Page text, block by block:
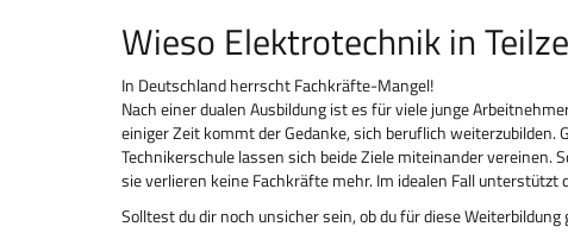
Wieso Elektrotechnik in
In Deutschland herrscht Fachkräfte-Mangel!
Nach einer dualen Ausbildung ist es für viele junge
einiger Zeit kommt der Gedanke, sich beruflich
Technikerschule lassen sich beide Ziele miteinander
sie verlieren keine Fachkräfte mehr. Im idealen Fall
Solltest du dir noch unsicher sein, ob du für diese